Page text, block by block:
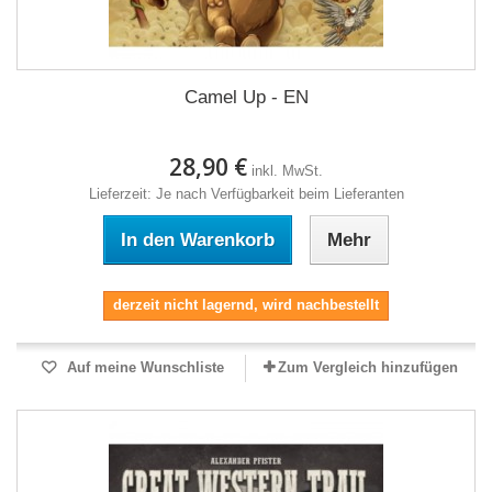
Camel Up - EN
28,90 € inkl. MwSt.
Lieferzeit: Je nach Verfügbarkeit beim Lieferanten
In den Warenkorb Mehr
derzeit nicht lagernd, wird nachbestellt
Auf meine Wunschliste Zum Vergleich hinzufügen